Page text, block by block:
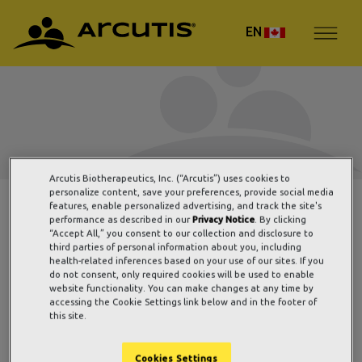
EN
ZORYVE (roflumilast)
mousse, 0,3%
Arcutis Biotherapeutics, Inc. (“Arcutis”) uses cookies to
personalize content, save your preferences, provide social media
features, enable personalized advertising, and track the site's
performance as described in ourPrivacy Notice. By clicking
“Accept All,” you consent to our collection and disclosure to
third parties of personal information about you, including
health-related inferences based on your use of our sites. If you
do not consent, only required cookies will be used to enable
website functionality. You can make changes at any time by
accessing the Cookie Settings link below and in the footer of
this site.
Cookies Settings